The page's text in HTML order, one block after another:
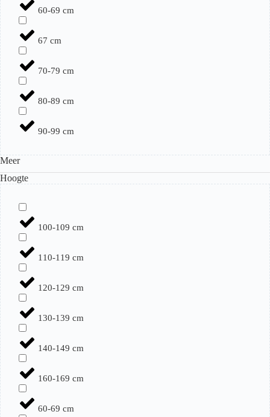
60-69 cm
67 cm
70-79 cm
80-89 cm
90-99 cm
Meer
Hoogte
100-109 cm
110-119 cm
120-129 cm
130-139 cm
140-149 cm
160-169 cm
60-69 cm